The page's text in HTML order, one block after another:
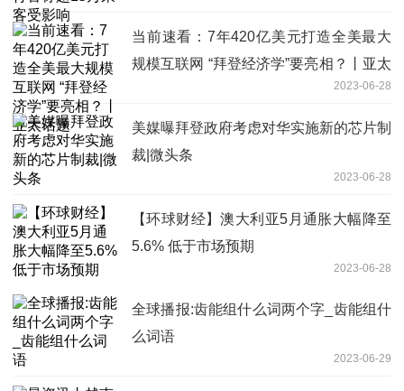
当前速看：7年420亿美元打造全美最大
规模互联网 “拜登经济学”要亮相？丨亚太
2023-06-28
美媒曝拜登政府考虑对华实施新的芯片制
裁|微头条
2023-06-28
【环球财经】澳大利亚5月通胀大幅降至
5.6% 低于市场预期
2023-06-28
全球播报:齿能组什么词两个字_齿能组什
么词语
2023-06-29